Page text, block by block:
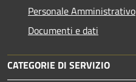
Personale Amministrativo
Documenti e dati
CATEGORIE DI SERVIZIO